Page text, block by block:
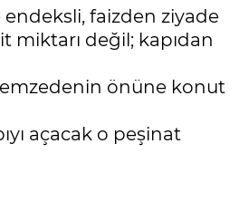
faizden ziyade
miktarı değil; kapıdan
önüne konut
açacak o peşinat